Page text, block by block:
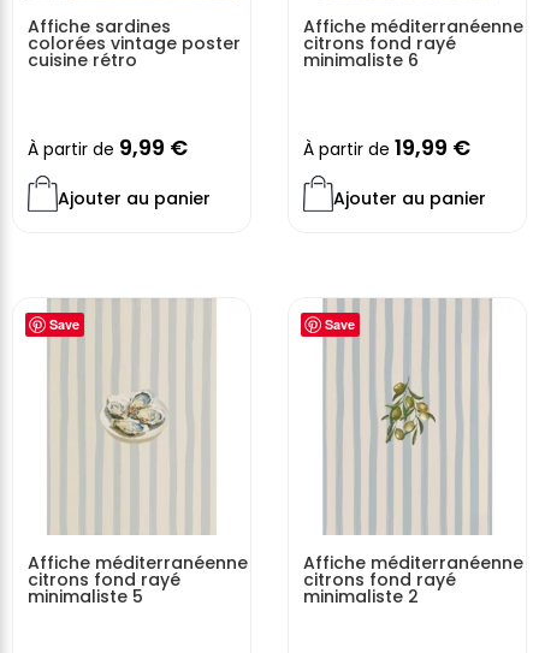
Affiche sardines
colorées vintage poster
cuisine rétro
À partir de 9,99 €
Ajouter au panier
Affiche méditerranéenne
citrons fond rayé
minimaliste 6
À partir de 19,99 €
Ajouter au panier
Save
Affiche méditerranéenne
citrons fond rayé
minimaliste 5
Save
Affiche méditerranéenne
citrons fond rayé
minimaliste 2